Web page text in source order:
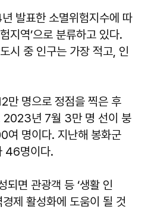
발표한 소멸위험지수에 따
지역’으로 분류하고 있다.
시 중 인구는 가장 적고, 인
만 명으로 정점을 찍은 후
2023년 7월 3만 명 선이 붕
명이다. 지난해 봉화군
46명이다.
되면 관광객 등 ‘생활 인
제 활성화에 도움이 될 것